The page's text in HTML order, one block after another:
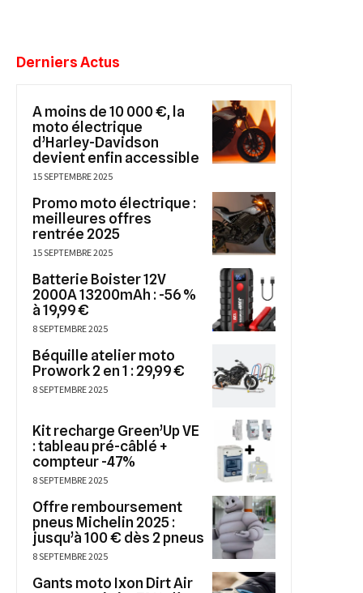
Derniers Actus
A moins de 10 000 €, la
moto électrique
d’Harley-Davidson
devient enfin accessible
15 SEPTEMBRE 2025
Promo moto électrique :
meilleures offres
rentrée 2025
15 SEPTEMBRE 2025
Batterie Boister 12V
2000A 13200mAh : -56 %
à 19,99 €
8 SEPTEMBRE 2025
Béquille atelier moto
Prowork 2 en 1 : 29,99 €
8 SEPTEMBRE 2025
Kit recharge Green’Up VE
: tableau pré-câblé +
compteur -47%
8 SEPTEMBRE 2025
Offre remboursement
pneus Michelin 2025 :
jusqu’à 100 € dès 2 pneus
8 SEPTEMBRE 2025
Gants moto Ixon Dirt Air